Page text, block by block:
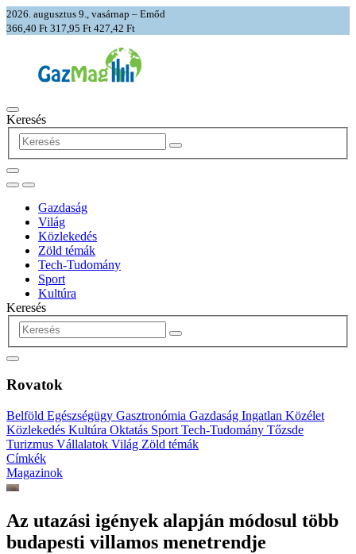
2026. augusztus 9., vasárnap – Emőd
366,40 Ft 317,95 Ft 427,42 Ft
Keresés
Gazdaság
Világ
Közlekedés
Zöld témák
Tech-Tudomány
Sport
Kultúra
Keresés
Rovatok
Belföld Egészségügy Gasztronómia Gazdaság Ingatlan Közélet
Közlekedés Kultúra Oktatás Sport Tech-Tudomány Tőzsde
Turizmus Vállalatok Világ Zöld témák
Címkék
Magazinok
Az utazási igények alapján módosul több
budapesti villamos menetrendje